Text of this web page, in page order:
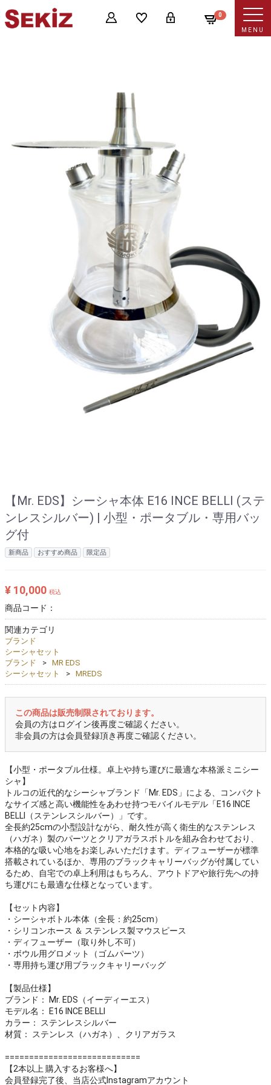
MENU
0
【Mr. EDS】シーシャ本体 E16 INCE BELLI (ステ
ンレスシルバー) | 小型・ポータブル・専用バッ
グ付
新商品 おすすめ商品 限定品
¥ 10,000 税込
商品コード：
関連カテゴリ
ブランド
シーシャセット
ブランド
MR EDS
シーシャセット
MREDS
この商品は販売制限されております。
会員の方はログイン後再度ご確認ください。
非会員の方は会員登録頂き再度ご確認ください。
【小型・ポータブル仕様。卓上や持ち運びに最適な本格派ミニシー
シャ】
トルコの近代的なシーシャブランド「Mr. EDS」による、コンパクト
なサイズ感と高い機能性をあわせ持つモバイルモデル「E16 INCE
BELLI（ステンレスシルバー）」です。
全長約25cmの小型設計ながら、耐久性が高く衛生的なステンレス
（ハガネ）製のパーツとクリアガラスボトルを組み合わせており、
本格的な吸い心地をお楽しみいただけます。ディフューザーが標準
搭載されているほか、専用のブラックキャリーバッグが付属してい
るため、自宅での卓上利用はもちろん、アウトドアや旅行先への持
ち運びにも最適な仕様となっています。
【セット内容】
・シーシャボトル本体（全長：約25cm）
・シリコンホース ＆ ステンレス製マウスピース
・ディフューザー（取り外し不可）
・ボウル用グロメット（ゴムパーツ）
・専用持ち運び用ブラックキャリーバッグ
【製品仕様】
ブランド： Mr. EDS（イーディーエス）
モデル名： E16 INCE BELLI
カラー： ステンレスシルバー
材質： ステンレス（ハガネ）、クリアガラス
============================
【2本以上 購入するお客様へ】
会員登録完了後、当店公式Instagramアカウント